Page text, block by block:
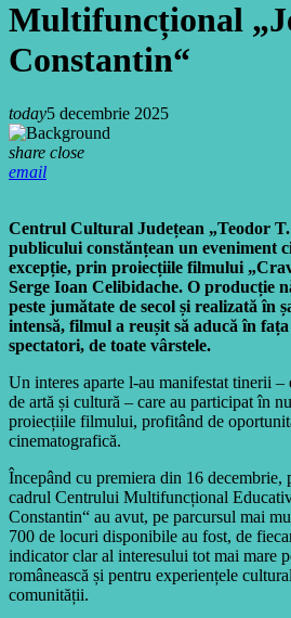
Multifuncțional
Constantin“
today5 decembrie 2025
share close
email
Centrul Cultural Județean „Teodor
publicului constănțean un eveniment
excepție, prin proiecțiile filmului
Serge Ioan Celibidache. O producție
peste jumătate de secol și realizată în
intensă, filmul a reușit să aducă în
spectatori, de toate vârstele.
Un interes aparte l-au manifestat tinerii –
de artă și cultură – care au participat în
proiecțiile filmului, profitând de
cinematografică.
Începând cu premiera din 16 decembrie,
cadrul Centrului Multifuncțional
Constantin“ au avut, pe parcursul mai
700 de locuri disponibile au fost, de
indicator clar al interesului tot mai mare
românească și pentru experiențele
comunității.